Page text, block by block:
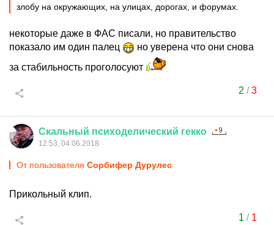
злобу на окружающих, на улицах, дорогах, и форумах.
некоторые даже в ФАС писали, но правительство
показало им один палец
но уверена что они снова
за стабильность проголосуют
2 /3
Скальный психоделический гекко
12:53, 04.06.2018
От пользователя Сорбифер Дурулес
Прикольный клип.
1 / 1